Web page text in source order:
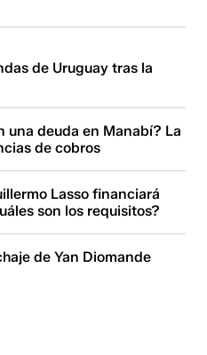
de Uruguay tras la
una deuda en Manabí? La
de cobros
Lasso financiará
son los requisitos?
de Yan Diomande